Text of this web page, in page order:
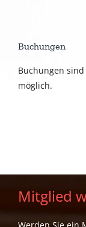
Buchungen
Buchungen
möglich.
Mitglied
Werden Sie ein